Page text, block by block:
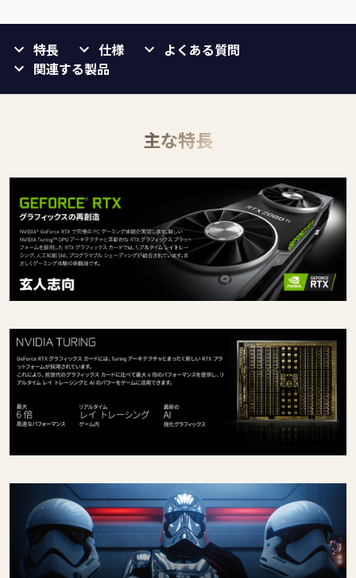
特長 仕様
よくある質問
関連する製品
主な特長